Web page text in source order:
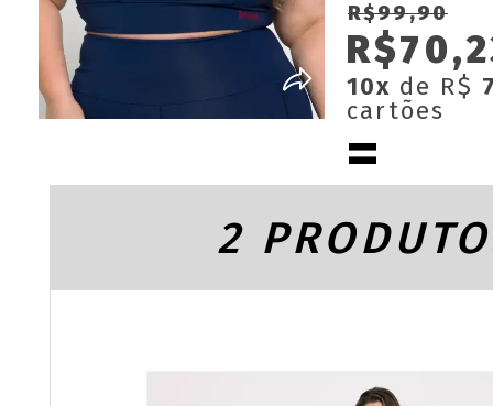
R$99,90
10x de R$
cartões
2